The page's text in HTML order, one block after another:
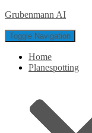
Grubenmann AI
Toggle Navigation
Home
Planespotting